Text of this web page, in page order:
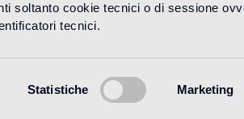
soltanto cookie tecnici o di sessione
tecnici.
Statistiche Marketing
10